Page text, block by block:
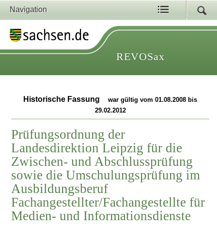
Navigation
REVOSax
Historische Fassung
war gültig vom 01.08.2008 bis
29.02.2012
Prüfungsordnung der
Landesdirektion Leipzig für die
Zwischen- und Abschlussprüfung
sowie die Umschulungsprüfung im
Ausbildungsberuf
Fachangestellter/Fachangestellte für
Medien- und Informationsdienste